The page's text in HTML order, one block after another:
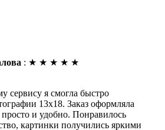
: ★ ★ ★ ★ ★
сервису я смогла быстро
13х18. Заказ оформляла
просто и удобно. Понравилось
картинки получились яркими